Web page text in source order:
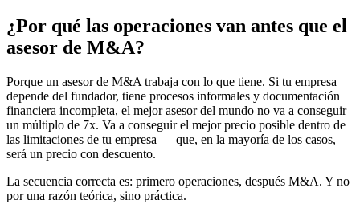
¿Por qué las operaciones van antes que el
asesor de M&A?
Porque un asesor de M&A trabaja con lo que tiene. Si tu empresa
depende del fundador, tiene procesos informales y documentación
financiera incompleta, el mejor asesor del mundo no va a conseguir
un múltiplo de 7x. Va a conseguir el mejor precio posible dentro de
las limitaciones de tu empresa — que, en la mayoría de los casos,
será un precio con descuento.
La secuencia correcta es: primero operaciones, después M&A. Y no
por una razón teórica, sino práctica.